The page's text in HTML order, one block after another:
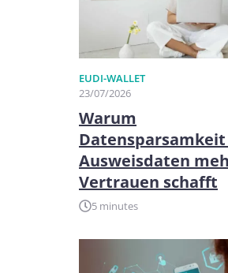
EUDI-WALLET
23/07/2026
Warum
Ausweisdaten
Vertrauen schafft
5 minutes